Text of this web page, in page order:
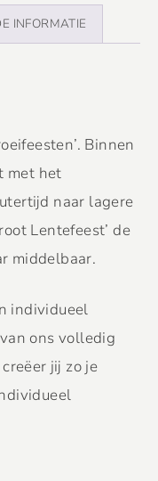
INFORMATIE
Binnen
met het
naar lagere
Lentefeest’ de
middelbaar.
individueel
ons volledig
jij zo je